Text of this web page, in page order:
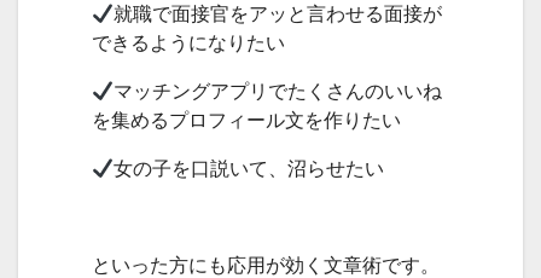
就職で面接官をアッと言わせる面接が
できるようになりたい
マッチングアプリでたくさんのいいね
を集めるプロフィール文を作りたい
女の子を口説いて、沼らせたい
といった方にも応用が効く文章術です。